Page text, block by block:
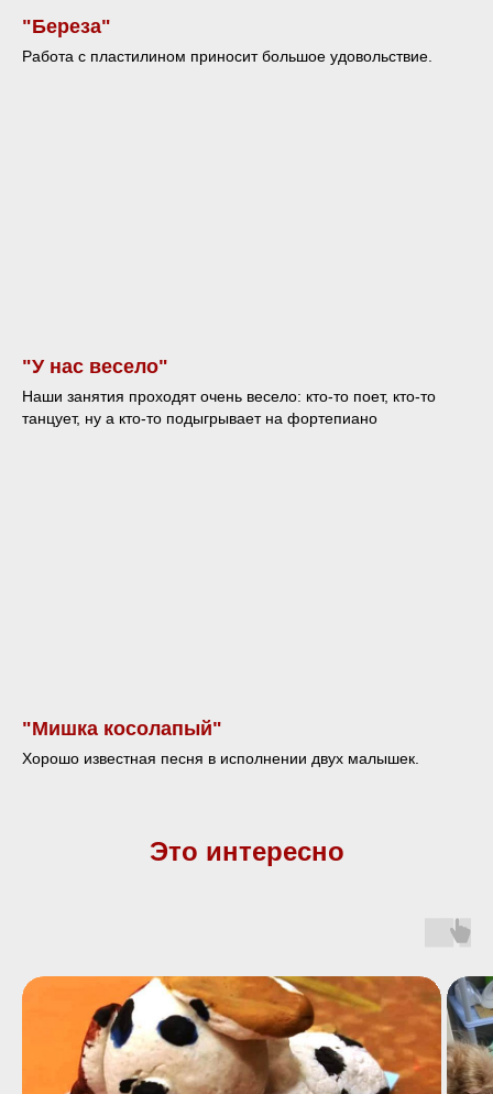
"Береза"
Работа с пластилином приносит большое удовольствие.
"У нас весело"
Наши занятия проходят очень весело: кто-то поет, кто-то
танцует, ну а кто-то подыгрывает на фортепиано
"Мишка косолапый"
Хорошо известная песня в исполнении двух малышек.
Это интересно